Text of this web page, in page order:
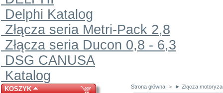
Delphi Katalog
Złącza seria Metri-Pack 2,8
Złącza seria Ducon 0,8 - 6,3
DSG CANUSA
Katalog
KOSZYK Strona główna > ► Złącza